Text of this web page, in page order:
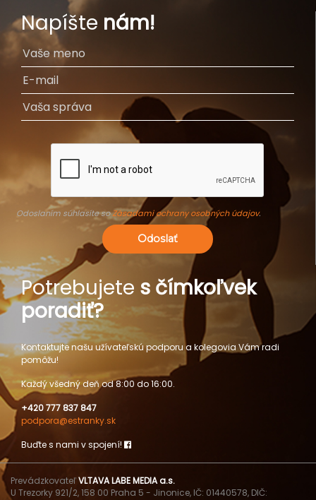
Napíšte nám!
Odoslaním súhlasíte soZásadami ochrany osobných údajov.
Odoslať
Potrebujete s čímkoľvek
poradiť?
Kontaktujte našu užívateľskú podporu a kolegovia Vám radi
pomôžu!
Každý všedný deň od 8:00 do 16:00.
+420 777 837 847
podpora@estranky.sk
Buďte s nami v spojení!
PrevádzkovateľVLTAVA LABE MEDIA a.s.
U Trezorky 921/2, 158 00 Praha 5 - Jinonice, IČ: 01440578, DIČ: